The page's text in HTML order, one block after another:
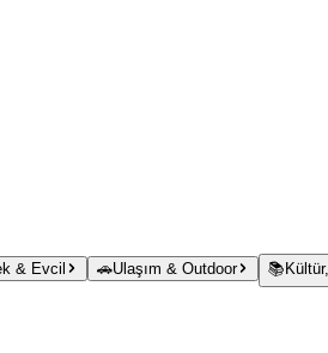
& Evcil 🚗Ulaşım & Outdoor 📚